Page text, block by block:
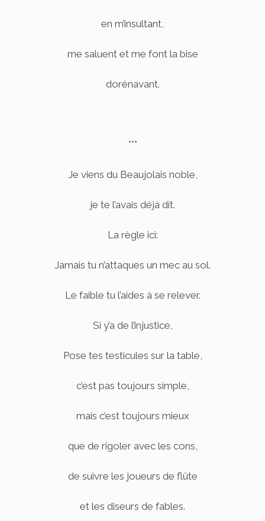
en m’insultant,
me saluent et me font la bise
dorénavant.
°°°
Je viens du Beaujolais noble,
je te l’avais déjà dit.
La règle ici:
Jamais tu n’attaques un mec au sol.
Le faible tu l’aides à se relever.
Si y’a de l’injustice,
Pose tes testicules sur la table,
c’est pas toujours simple,
mais c’est toujours mieux
que de rigoler avec les cons,
de suivre les joueurs de flûte
et les diseurs de fables.